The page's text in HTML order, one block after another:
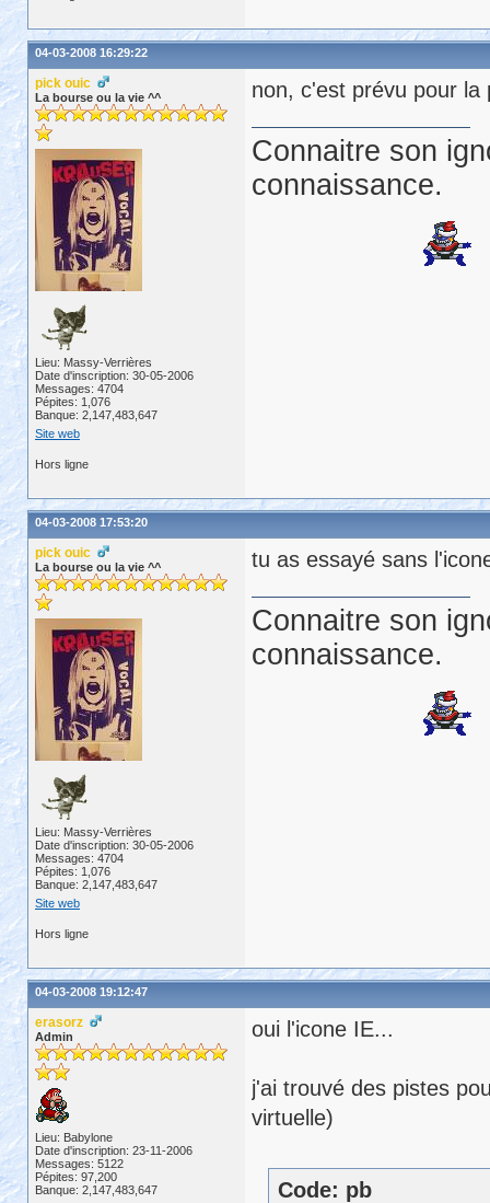
04-03-2008 16:29:22
pick ouic
La bourse ou la vie ^^
Lieu: Massy-Verrières
Date d'inscription: 30-05-2006
Messages: 4704
Pépites: 1,076
Banque: 2,147,483,647
Site web
non, c'est prévu pour
Connaitre son
connaissance.
Hors ligne
04-03-2008 17:53:20
pick ouic
La bourse ou la vie ^^
Lieu: Massy-Verrières
Date d'inscription: 30-05-2006
Messages: 4704
Pépites: 1,076
Banque: 2,147,483,647
Site web
tu as essayé sans
Connaitre son
connaissance.
Hors ligne
04-03-2008 19:12:47
erasorz
Admin
Lieu: Babylone
Date d'inscription: 23-11-2006
Messages: 5122
Pépites: 97,200
Banque: 2,147,483,647
oui l'icone IE...
j'ai trouvé des pistes
virtuelle)
Code: pb